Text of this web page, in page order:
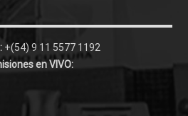
+(54) 9 11 5577 1192
en VIVO: